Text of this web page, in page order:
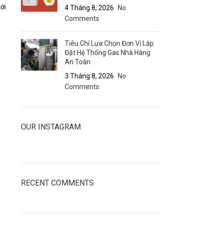
4 Tháng 8, 2026
No
Comments
Tiêu Chí Lựa Chọn Đơn Vị Lắp
Đặt Hệ Thống Gas Nhà Hàng
An Toàn
3 Tháng 8, 2026
No
Comments
OUR INSTAGRAM
RECENT COMMENTS